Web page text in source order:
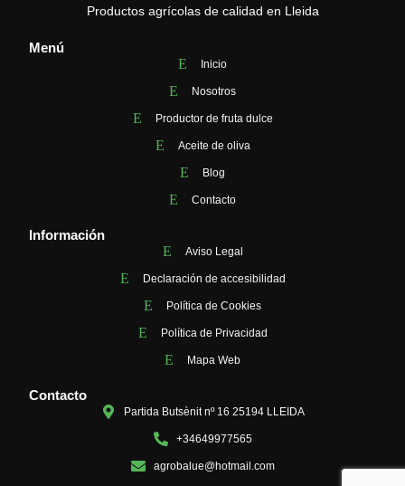
Productos agrícolas de calidad en Lleida
Menú
Inicio
Nosotros
Productor de fruta dulce
Aceite de oliva
Blog
Contacto
Información
Aviso Legal
Declaración de accesibilidad
Política de Cookies
Política de Privacidad
Mapa Web
Contacto
Partida Butsènit nº 16 25194 LLEIDA
+34649977565
agrobalue@hotmail.com